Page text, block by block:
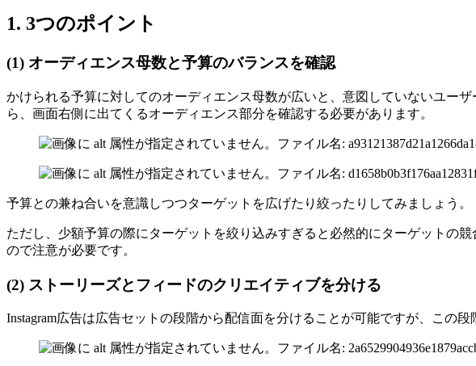
1. 3つのポイント
(1) オーディエンス母数と予算のバランスを確認
かけられる予算に対してのオーディエンス母数が広いと、意図していないユー
ら、画面右側に出てくるオーディエンス部分を確認する必要があります。
予算との兼ね合いを意識しつつターゲットを広げたり絞ったりしてみましょう。
ただし、少額予算の際にターゲットを絞り込みすぎると必然的にターゲットの
ので注意が必要です。
(2) ストーリーズとフィードのクリエイティブを分ける
Instagram広告は広告セットの段階から配信面を分けることが可能ですが、この